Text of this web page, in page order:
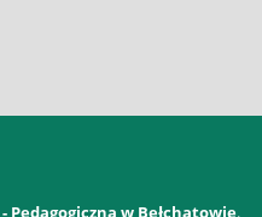
Pedagogiczna w Bełchatowie.